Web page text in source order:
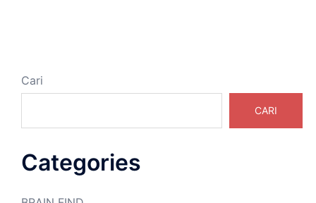
Cari
CARI
Categories